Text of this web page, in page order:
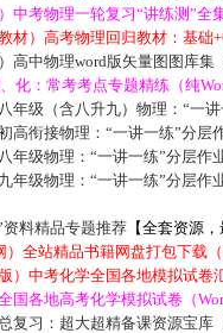
中考物理一轮复习“讲练测”全
材）高考物理回归教材：基础
高中物理word版矢量图图库集
化：常考考点专题精练（纯
年级（含八升九）物理：“一讲
高衔接物理：“一讲一练”分层
年级物理：“一讲一练”分层作
年级物理：“一讲一练”分层作
料精品专题推荐【全套资源，
）全站精品书籍网盘打包下载
）中考化学全国各地模拟试卷
国各地高考化学模拟试卷（
复习：超大超精备课资源宝库